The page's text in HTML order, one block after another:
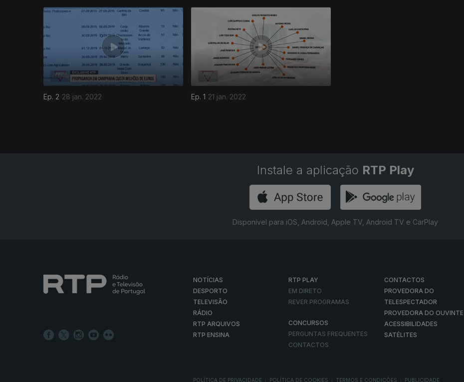
Ep. 2 28 jan. 2022 Ep. 1 21 jan. 2022
594032
Instale a aplicação RTP Play
Disponível para iOS, Android, Apple TV, Android TV e CarPlay
NOTÍCIAS
DESPORTO
TELEVISÃO
RÁDIO
RTP ARQUIVOS
RTP ENSINA
RTP PLAY
EM DIRETO
REVER PROGRAMAS
CONCURSOS
PERGUNTAS FREQUENTES
CONTACTOS
CONTACTOS
PROVEDORA DO
TELESPECTADOR
PROVEDORA DO OUVINTE
ACESSIBILIDADES
SATÉLITES
POLÍTICA DE PRIVACIDADE POLÍTICA DE COOKIES TERMOS E CONDIÇÕES PUBLICIDADE